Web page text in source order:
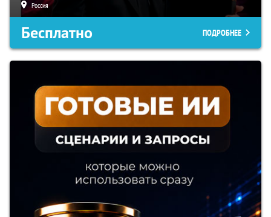
Россия
Бесплатно ПОДРОБНЕЕ